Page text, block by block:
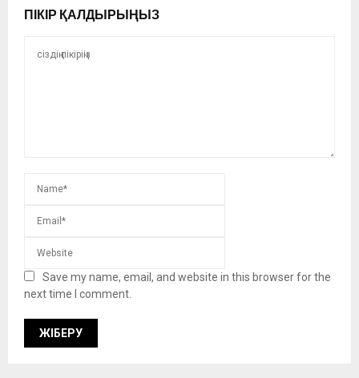
ПІКІР ҚАЛДЫРЫҢЫЗ
Save my name, email, and website in this browser for the
next time I comment.